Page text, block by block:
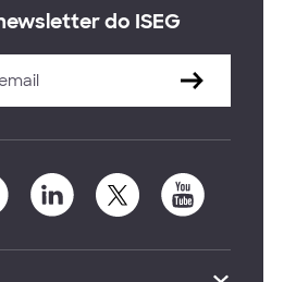
do ISEG